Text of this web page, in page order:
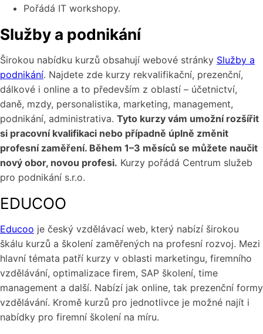
Pořádá IT workshopy.
Služby a podnikání
Širokou nabídku kurzů obsahují webové stránky Služby a
podnikání. Najdete zde kurzy rekvalifikační, prezenční,
dálkové i online a to především z oblastí – účetnictví,
daně, mzdy, personalistika, marketing, management,
podnikání, administrativa. Tyto kurzy vám umožní rozšířit
si pracovní kvalifikaci nebo případně úplně změnit
profesní zaměření. Během 1–3 měsíců se můžete naučit
nový obor, novou profesi. Kurzy pořádá Centrum služeb
pro podnikání s.r.o.
EDUCOO
Educoo je český vzdělávací web, který nabízí širokou
škálu kurzů a školení zaměřených na profesní rozvoj. Mezi
hlavní témata patří kurzy v oblasti marketingu, firemního
vzdělávání, optimalizace firem, SAP školení, time
management a další. Nabízí jak online, tak prezenční formy
vzdělávání. Kromě kurzů pro jednotlivce je možné najít i
nabídky pro firemní školení na míru.